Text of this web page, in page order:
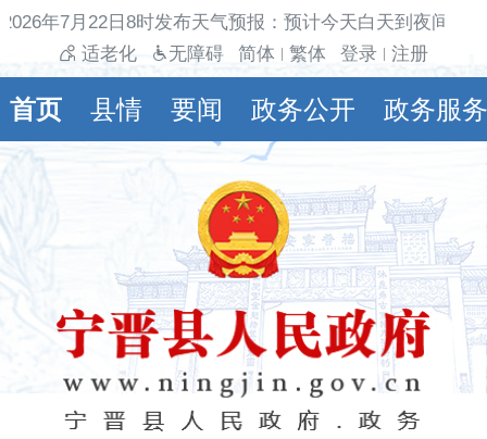
年7月22日8时发布天气预报：预计今天白天到夜间多
适老化
无障碍 简体 繁体 登录 注册
首页 县情 要闻 政务公开 政务服务